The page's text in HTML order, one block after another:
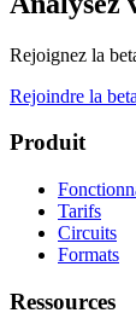
Rejoignez la
Rejoindre la beta
Produit
Tarifs
Circuits
Formats
Ressources